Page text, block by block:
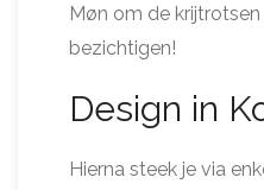
Møn om de
bezichtigen!
Design in
Hierna steek je via